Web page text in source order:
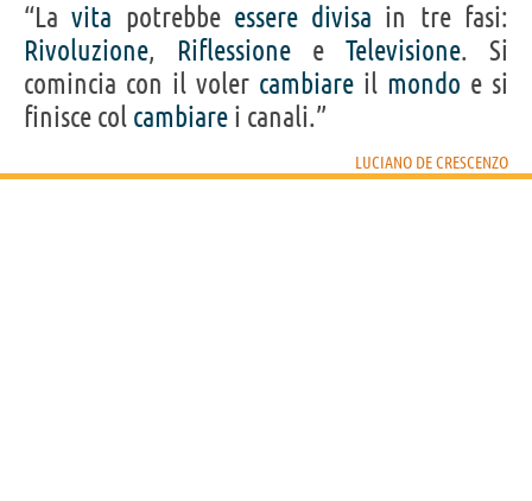
Acquista libri e film di Luciano De Crescenzo su
Frasi, citazioni e aforismi di Luciano De Crescenzo
85
“Lavita potrebbe essere divisa in tre fasi:
Rivoluzione, Riflessione e Televisione. Si
comincia con il voler cambiare il mondo e si
finisce col cambiare i canali.”
LUCIANO DE CRESCENZO